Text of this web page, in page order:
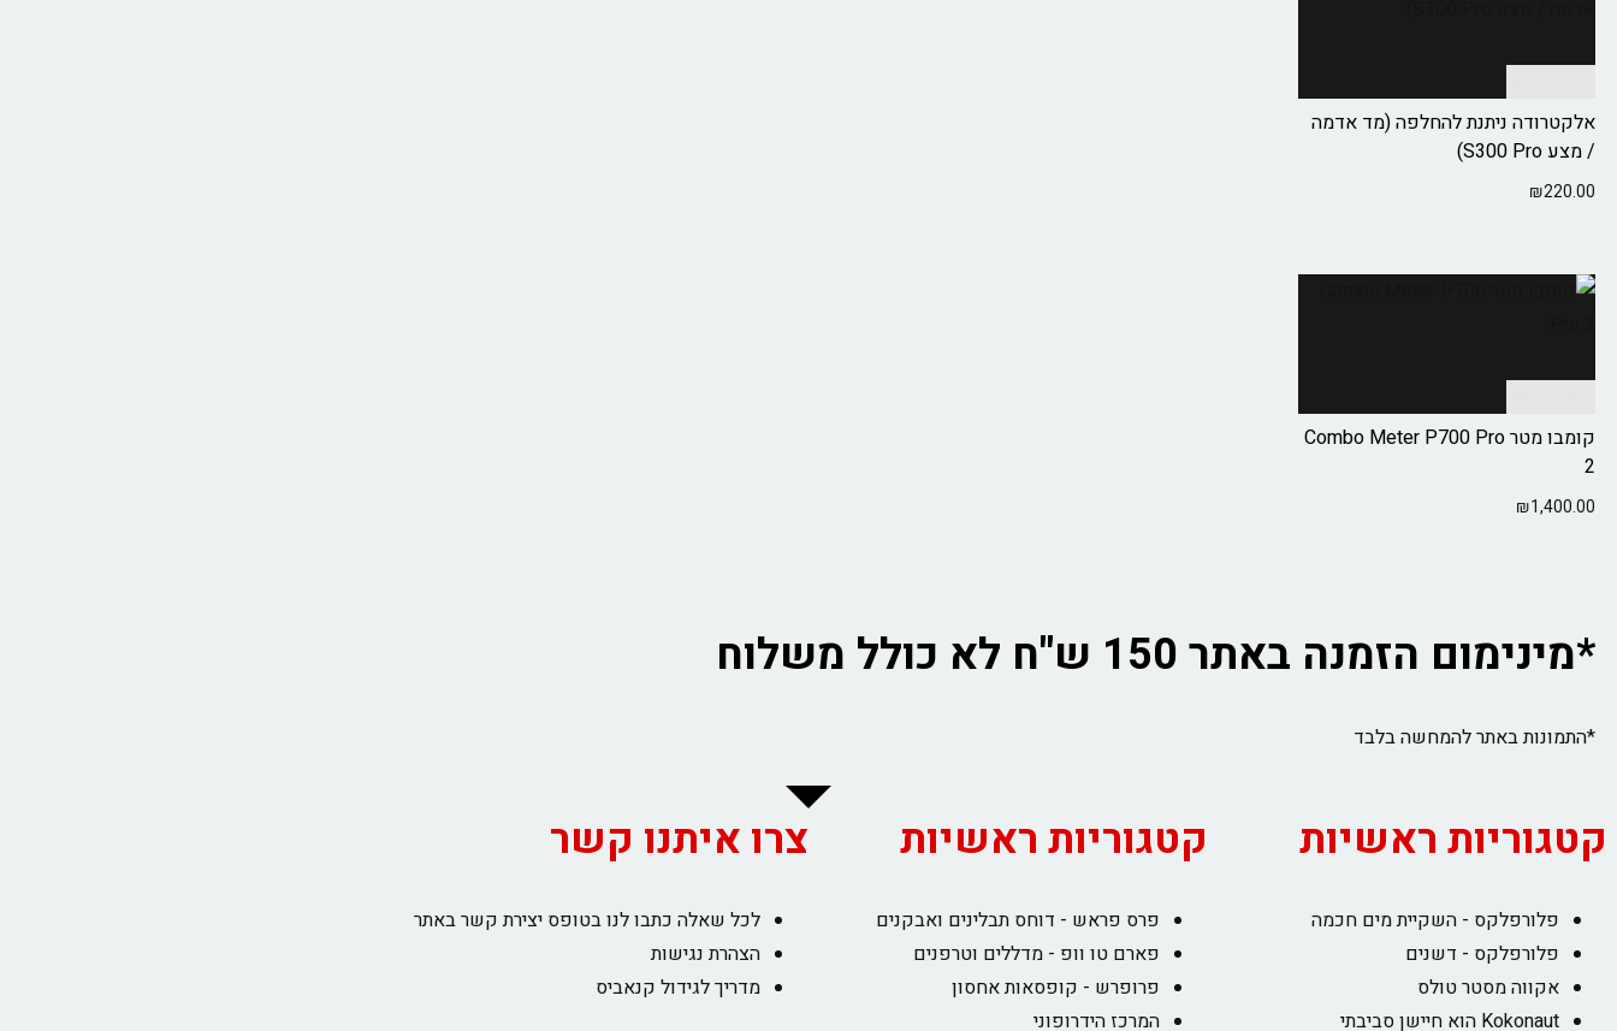
אלקטרודה ניתנת להחלפה (מד אדמה
/ מצע S300 Pro)
₪220.00
קומבו מטר Combo Meter P700 Pro
2
₪1,400.00
*מינימום הזמנה באתר 150 ש"ח לא כולל משלוח
*התמונות באתר להמחשה בלבד
קטגוריות ראשיות
פלורפלקס - השקיית מים חכמה
פלורפלקס - דשנים
אקווה מסטר טולס
Kokonaut הוא חיישן סביבתי
קטגוריות ראשיות
פרס פראש - דוחס תבלינים ואבקנים
פארם טו וופ - מדללים וטרפנים
פרופרש - קופסאות אחסון
המרכז הידרופוני
צרו איתנו קשר
לכל שאלה כתבו לנו בטופס יצירת קשר באתר
הצהרת נגישות
מדריך לגידול קנאביס